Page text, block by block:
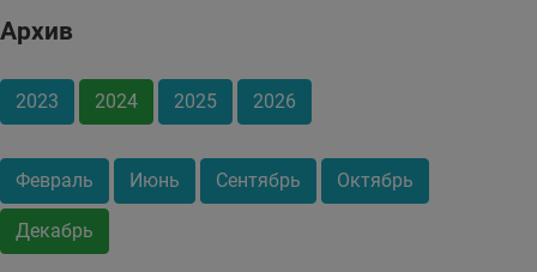
Архив
2023 2024 2025 2026
Февраль Июнь Сентябрь Октябрь
Декабрь